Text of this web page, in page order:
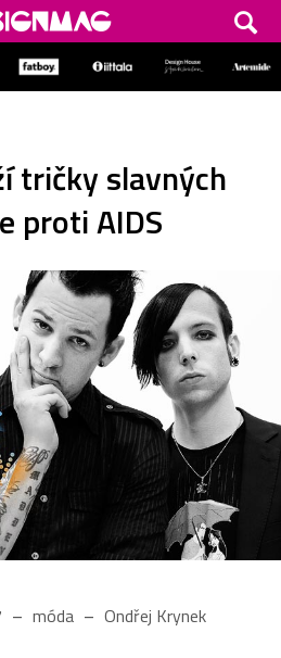
tričky slavných
proti AIDS
móda Ondřej Krynek